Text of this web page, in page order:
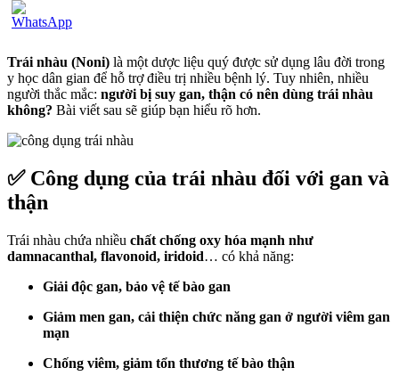
Trái nhàu (Noni) là một dược liệu quý được sử dụng lâu đời trong
y học dân gian để hỗ trợ điều trị nhiều bệnh lý. Tuy nhiên, nhiều
người thắc mắc: người bị suy gan, thận có nên dùng trái nhàu
không? Bài viết sau sẽ giúp bạn hiểu rõ hơn.
✅ Công dụng của trái nhàu đối với gan và
thận
Trái nhàu chứa nhiều chất chống oxy hóa mạnh như
damnacanthal, flavonoid, iridoid… có khả năng:
Giải độc gan, bảo vệ tế bào gan
Giảm men gan, cải thiện chức năng gan ở người viêm gan
mạn
Chống viêm, giảm tổn thương tế bào thận